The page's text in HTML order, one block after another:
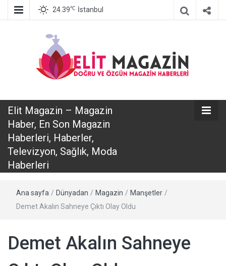
24.39℃ İstanbul
Elit Magazin
Haber, En Son
Magazin
Haberleri,
Haberler,
Televizyon,
Elit Magazin – Magazin
Haber, En Son Magazin
Haberleri, Haberler,
Televizyon, Sağlık, Moda
Haberleri
Ana sayfa / Dünyadan / Magazin / Manşetler /
Demet Akalın Sahneye Çıktı Olay Oldu
Demet Akalın Sahneye